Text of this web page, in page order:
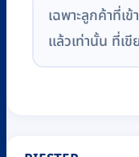
เฉพาะลูกค้าที่เ
แล้วเท่านั้น ที่เ